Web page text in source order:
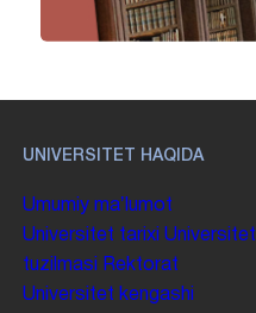
UNIVERSITET HAQIDA
Umumiy maʼlumot
Universitet tarixi Universitet
tuzilmasi
Rektorat
Universitet kengashi